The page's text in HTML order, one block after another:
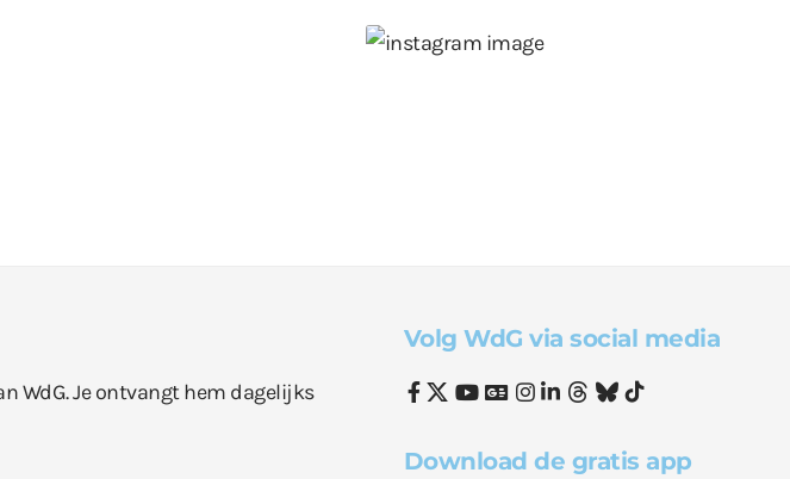
WdG. Je ontvangt hem dagelijks
Volg WdG via social media
Download de gratis app